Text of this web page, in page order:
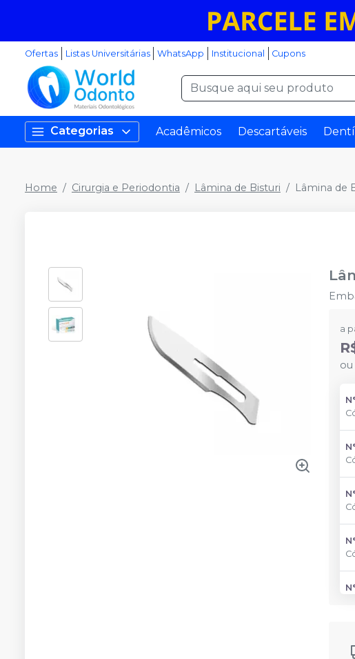
Ofertas Listas Universitárias WhatsApp Institucional Cupons
Categorias Acadêmicos Descartáveis
Home Cirurgia e Periodontia Lâmina de Bisturi Lâmina de
a
ou